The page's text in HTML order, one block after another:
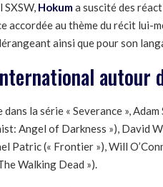
Hokuma suscité des
accordée au thème du récit lui-
ainsi que pour son
autour
dans la série « Severance »,
Angel of Darkness »), David
Patric (« Frontier »), Will
Walking Dead »).